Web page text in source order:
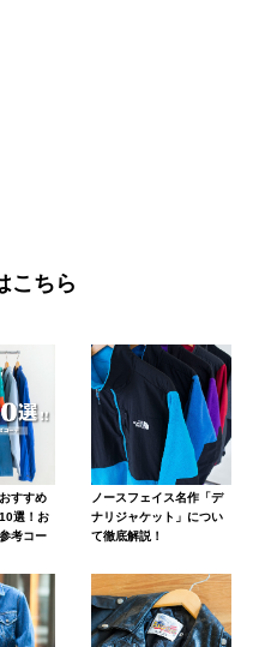
こちら
すすめ
選！お
考コー
ノースフェイス名作「デ
ナリジャケット」につい
て徹底解説！